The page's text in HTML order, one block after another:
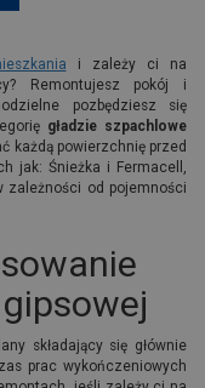
i zależy ci na
Remontujesz pokój i
pozbędziesz się
gładzie szpachlowe
każdą powierzchnię przed
jak: Śnieżka i Fermacell,
zależności od pojemności
składający się głównie
prac wykończeniowych